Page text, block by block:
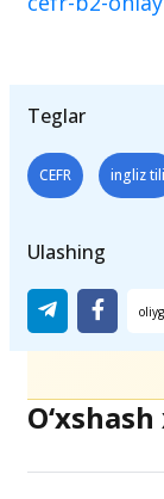
Teglar
CEFR ingliz tili
Ulashing